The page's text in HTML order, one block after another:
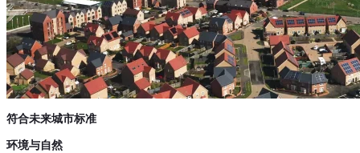
符合未来城市标准
环境与自然